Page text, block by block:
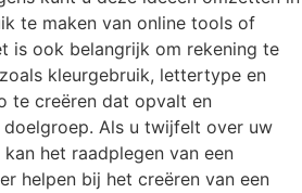
te maken van online tools of
is ook belangrijk om rekening te
kleurgebruik, lettertype en
te creëren dat opvalt en
Als u twijfelt over uw
het raadplegen van een
helpen bij het creëren van een